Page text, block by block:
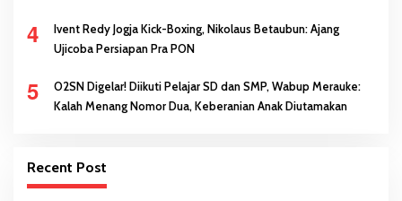
4
Ivent Redy Jogja Kick-Boxing, Nikolaus Betaubun: Ajang
Ujicoba Persiapan Pra PON
5
O2SN Digelar! Diikuti Pelajar SD dan SMP, Wabup Merauke:
Kalah Menang Nomor Dua, Keberanian Anak Diutamakan
Recent Post